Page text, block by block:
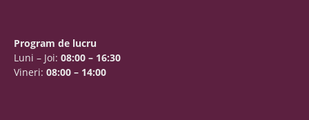
Program de lucru
Luni – Joi: 08:00 – 16:30
Vineri: 08:00 – 14:00